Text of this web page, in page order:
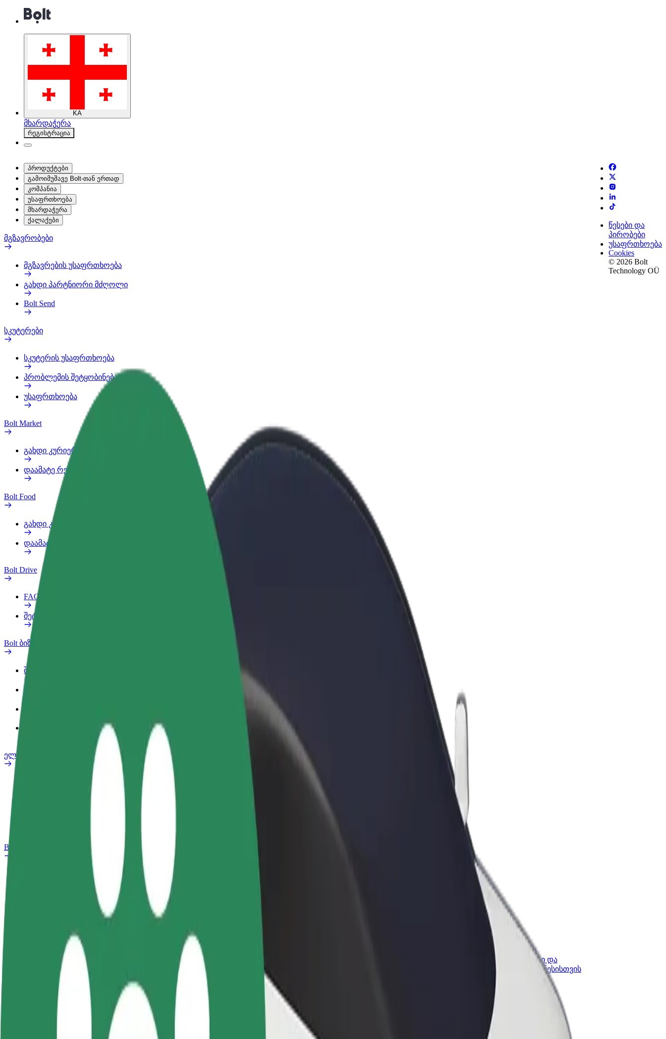
KA
მხარდაჭერა
რეგისტრაცია
პროდუქტები
გამოიმუშავე Bolt-თან ერთად
კომპანია
უსაფრთხოება
მხარდაჭერა
ქალაქები
მგზავრობები
მგზავრების უსაფრთხოება
გახდი პარტნიორი მძღოლი
Bolt Send
სკუტერები
სკუტერის უსაფრთხოება
პრობლემის შეტყობინება
უსაფრთხოება
Bolt Market
გახდი კურიერი
დაამატე რესტორანი ან მაღაზია
Bolt Food
გახდი კურიერი
დაამატე რესტორანი ან მაღაზია
Bolt Drive
FAQ
შეტყობინება ავტომობილზე
Bolt ბიზნესისთვის
შეღავათები
სამსახურის პროფილი
ელ. ბაიკი
Bolt Plus
როგორ გავხდე გამომწერი
პარტნიორი
საკუთარი
გრაფიკით
შეასრულე შეკვეთები და გამოიმუშვე
თანხა ყოველკვირეულად
მოიზიდე მეტი მომხმარებელი
და გაზარდე გაყიდვები
Bolt ბიზნესისთვის
Bolt-ის პროდუქტები და
სერვისები, შენი ბიზნესისთვის
წესები და
პირობები
უსაფრთხოება
Cookies
© 2026 Bolt
Technology OÜ
როგორ მივიდეთ Piotrkowska Centrum დან Dworzec Łódź Fabryczna მდე